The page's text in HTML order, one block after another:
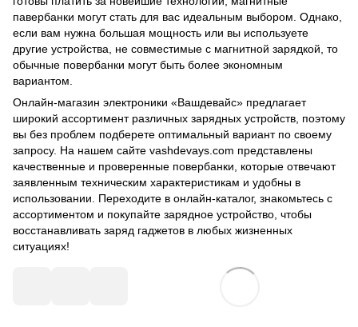
павербанки могут стать для вас идеальным выбором. Однако,
если вам нужна большая мощность или вы используете
другие устройства, не совместимые с магнитной зарядкой, то
обычные повербанки могут быть более экономным
вариантом.
Онлайн-магазин электроники «Вашдевайс» предлагает
широкий ассортимент различных зарядных устройств, поэтому
вы без проблем подберете оптимальный вариант по своему
запросу. На нашем сайте vashdevays.com представлены
качественные и проверенные повербанки, которые отвечают
заявленным техническим характеристикам и удобны в
использовании. Переходите в онлайн-каталог, знакомьтесь с
ассортиментом и покупайте зарядное устройство, чтобы
восстанавливать заряд гаджетов в любых жизненных
ситуациях!